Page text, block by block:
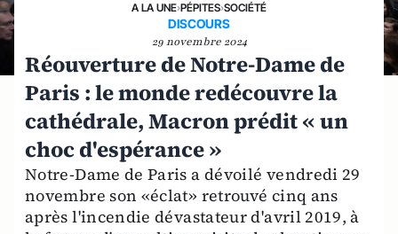
A LA UNE›PÉPITES›SOCIÉTÉ
DISCOURS
29 novembre 2024
Réouverture de Notre-Dame de
Paris : le monde redécouvre la
cathédrale, Macron prédit « un
choc d'espérance »
Notre-Dame de Paris a dévoilé vendredi 29
novembre son «éclat» retrouvé cinq ans
après l'incendie dévastateur d'avril 2019, à